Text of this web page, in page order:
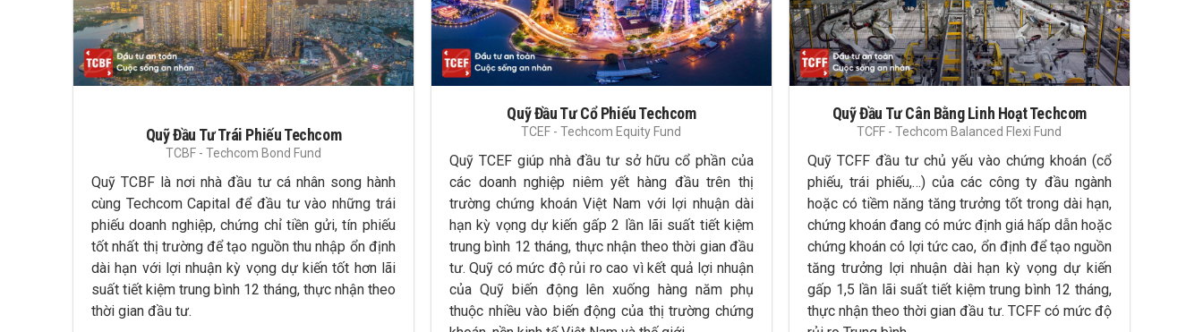
Quỹ Đầu Tư Trái Phiếu Techcom
TCBF - Techcom Bond Fund
Quỹ TCBF là nơi nhà đầu tư cá nhân song hành
cùng Techcom Capital để đầu tư vào những trái
phiếu doanh nghiệp, chứng chỉ tiền gửi, tín phiếu
tốt nhất thị trường để tạo nguồn thu nhập ổn định
dài hạn với lợi nhuận kỳ vọng dự kiến tốt hơn lãi
suất tiết kiệm trung bình 12 tháng, thực nhận theo
thời gian đầu tư.
Quỹ Đầu Tư Cổ Phiếu Techcom
TCEF - Techcom Equity Fund
Quỹ TCEF giúp nhà đầu tư sở hữu cổ phần của
các doanh nghiệp niêm yết hàng đầu trên thị
trường chứng khoán Việt Nam với lợi nhuận dài
hạn kỳ vọng dự kiến gấp 2 lần lãi suất tiết kiệm
trung bình 12 tháng, thực nhận theo thời gian đầu
tư. Quỹ có mức độ rủi ro cao vì kết quả lợi nhuận
của Quỹ biến động lên xuống hàng năm phụ
thuộc nhiều vào biến động của thị trường chứng
Quỹ Đầu Tư Cân Bằng Linh Hoạt Techcom
TCFF - Techcom Balanced Flexi Fund
Quỹ TCFF đầu tư chủ yếu vào chứng khoán (cổ
phiếu, trái phiếu,…) của các công ty đầu ngành
hoặc có tiềm năng tăng trưởng tốt trong dài hạn,
chứng khoán đang có mức định giá hấp dẫn hoặc
chứng khoán có lợi tức cao, ổn định để tạo nguồn
tăng trưởng lợi nhuận dài hạn kỳ vọng dự kiến
gấp 1,5 lần lãi suất tiết kiệm trung bình 12 tháng,
thực nhận theo thời gian đầu tư. TCFF có mức độ